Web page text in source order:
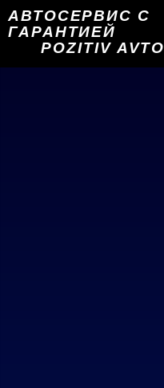
АВТОСЕРВИС С
ГАРАНТИЕЙ
POZITIV AVTO